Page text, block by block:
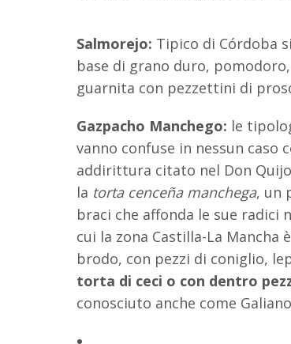
Salmorejo: Tipico di Córdoba
base di grano duro,
guarnita con pezzettini di
Gazpacho Manchego: le
vanno confuse in nessun caso
addirittura citato nel Don
la torta cenceña manchega, un
braci che affonda le sue
cui la zona Castilla-La
brodo, con pezzi di coniglio,
torta di ceci o con dentro
conosciuto anche come